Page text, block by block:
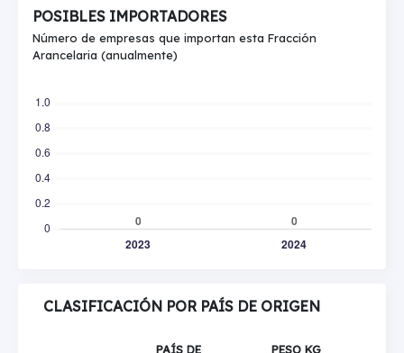
POSIBLES IMPORTADORES
Número de empresas que importan esta Fracción
Arancelaria (anualmente)
CLASIFICACIÓN POR PAÍS DE ORIGEN
PAÍS DE
PESO KG